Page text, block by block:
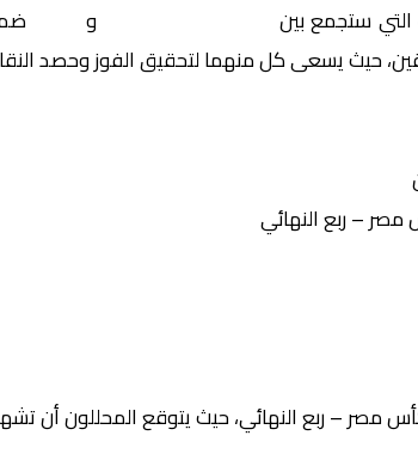
التي ستجمع بين و
حيث يسعى كل منهما لتحقيق الفوز وحصد
– ربع النهائي
– ربع النهائي، حيث يتوقع المحللون أن تشهد